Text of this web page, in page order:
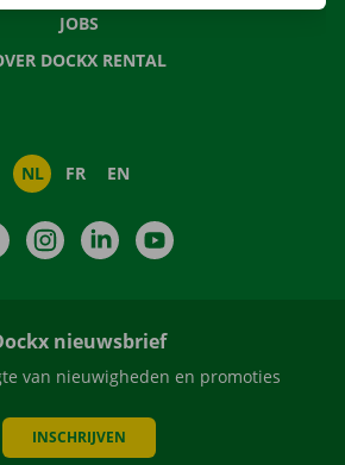
JOBS
DOCKX RENTAL
NL FR EN
FacebookInstagramLinkedIn
nieuwsbrief
van nieuwigheden en promoties
INSCHRIJVEN